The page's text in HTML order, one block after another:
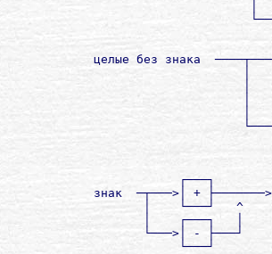
целые без знака
│
                         ┌───┐
             знак  ─┬───>│ + ├───────>
                    │    └───┘   ^
                    │    ┌───┐   │
                    └───>│ - ├───┘
                         └───┘